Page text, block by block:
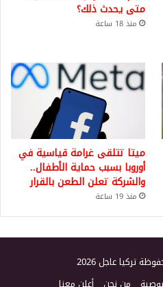
متى يحدث ذلك؟
منذ 18 ساعة
ميتا تتلقى غرامة قياسية في
أوروبا بسبب حماية الأطفال..
والشركة تعلن الطعن بالقرار
منذ 19 ساعة
تركيا عاجل 2026